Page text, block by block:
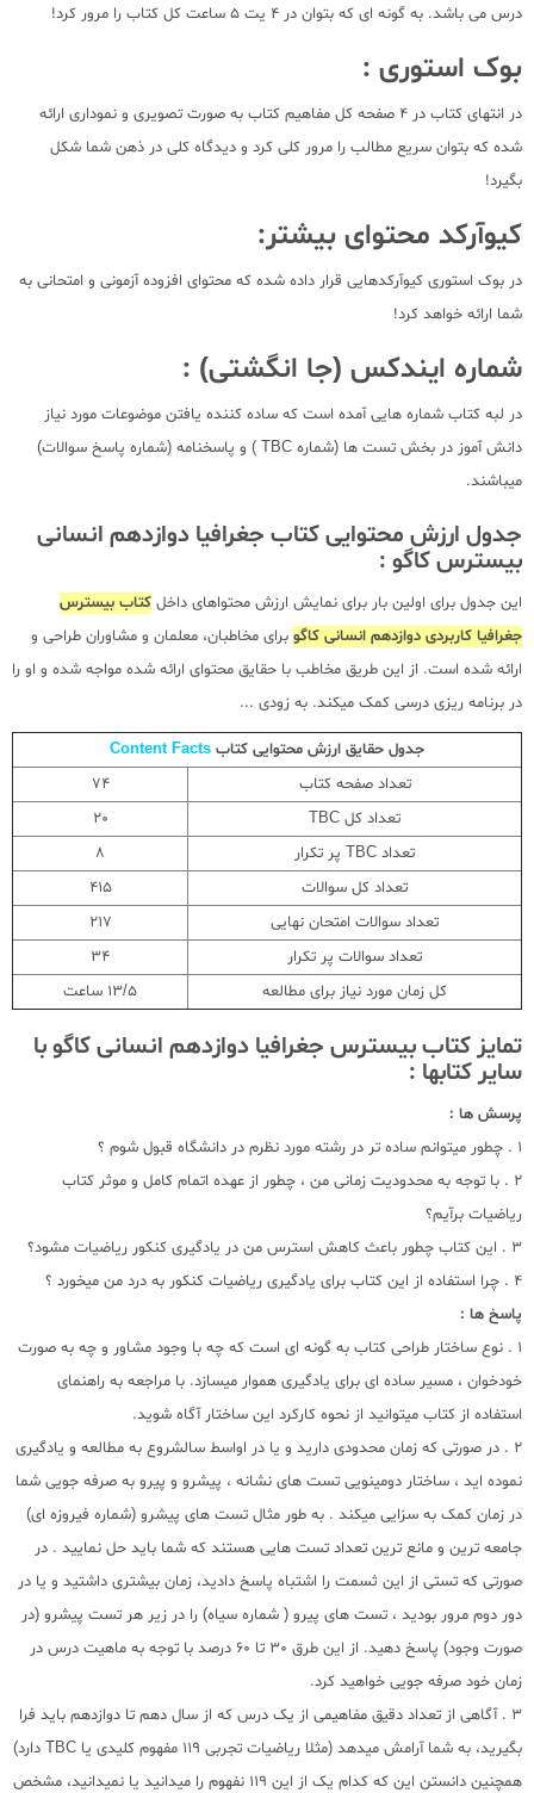
درس می باشد. به گونه ای که بتوان در 4 یت 5 ساعت کل کتاب را مرور کرد!
بوک استوری :
در انتهای کتاب در 4 صفحه کل مفاهیم کتاب به صورت تصویری و نموداری ارائه
شده که بتوان سریع مطالب را مرور کلی کرد و دیدگاه کلی در ذهن شما شکل
بگیرد!
کیوآرکد محتوای بیشتر:
در بوک استوری کیوآرکدهایی قرار داده شده که محتوای افزوده آزمونی و امتحانی به
شما ارائه خواهد کرد!
شماره ایندکس (جا انگشتی) :
در لبه کتاب شماره هایی آمده است که ساده کننده یافتن موضوعات مورد نیاز
دانش آموز در بخش تست ها (شماره TBC ) و پاسخنامه (شماره پاسخ سوالات)
میباشند.
جدول ارزش محتوایی کتاب جغرافیا دوازدهم انسانی
بیسترس کاگو :
این جدول برای اولین بار برای نمایش ارزش محتواهای داخل کتاب بیسترس
جغرافیا کاربردی دوازدهم انسانی کاگو برای مخاطبان، معلمان و مشاوران طراحی و
ارائه شده است. از این طریق مخاطب با حقایق محتوای ارائه شده مواجه شده و او را
در برنامه ریزی درسی کمک میکند. به زودی ...
جدول حقایق ارزش محتوایی کتاب
تعداد صفحه کتاب
74
تعداد کل TBC
20
تعداد TBC پر تکرار
8
تعداد کل سوالات
415
تعداد سوالات امتحان نهایی
217
تعداد سوالات پر تکرار
34
کل زمان مورد نیاز برای مطالعه
13/5 ساعت
تمایز کتاب بیسترس جغرافیا دوازدهم انسانی کاگو با
سایر کتابها :
پرسش ها :
1 . چطور میتوانم ساده تر در رشته مورد نظرم در دانشگاه قبول شوم ؟
2 . با توجه به محدودیت زمانی من ، چطور از عهده اتمام کامل و موثر کتاب
ریاضیات برآیم؟
3 . این کتاب چطور باعث کاهش استرس من در یادگیری کنکور ریاضیات مشود؟
4 . چرا استفاده از این کتاب برای یادگیری ریاضیات کنکور به درد من میخورد ؟
پاسخ ها :
1 . نوع ساختار طراحی کتاب به گونه ای است که چه با وجود مشاور و چه به صورت
خودخوان ، مسیر ساده ای برای یادگیری هموار میسازد. با مراجعه به راهنمای
استفاده از کتاب میتوانید از نحوه کارکرد این ساختار آگاه شوید.
2 . در صورتی که زمان محدودی دارید و یا در اواسط سالشروع به مطالعه و یادگیری
نموده اید ، ساختار دومینویی تست های نشانه ، پیشرو و پیرو به صرفه جویی شما
در زمان کمک به سزایی میکند . به طور مثال تست های پیشرو (شماره فیروزه ای)
جامعه ترین و مانع ترین تعداد تست هایی هستند که شما باید حل نمایید . در
صورتی که تستی از این ثسمت را اشتباه پاسخ دادید، زمان بیشتری داشتید و یا در
دور دوم مرور بودید ، تست های پیرو ( شماره سیاه) را در زیر هر تست پیشرو (در
صورت وجود) پاسخ دهید. از این طرق 30 تا 60 درصد با توجه به ماهیت درس در
زمان خود صرفه جویی خواهید کرد.
3 . آگاهی از تعداد دقیق مفاهیمی از یک درس که از سال دهم تا دوازدهم باید فرا
بگیرید، به شما آرامش میدهد (مثلا ریاضیات تجربی 119 مفهوم کلیدی یا TBC دارد)
همچنین دانستن این که کدام یک از این 119 نفهوم را میدانید یا نمیدانید، مشخص